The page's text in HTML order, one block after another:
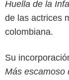
Huella de la
de las actrices
colombiana.
Su
Más escamoso